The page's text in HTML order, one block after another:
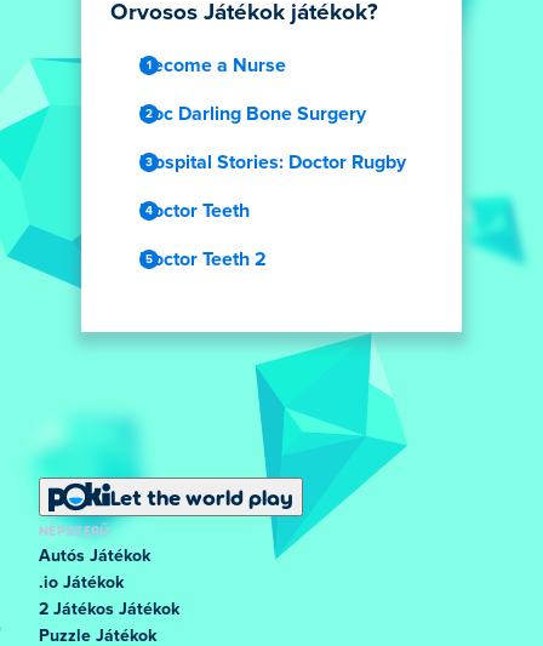
Orvosos Játékok játékok?
Become a Nurse
Doc Darling Bone Surgery
Hospital Stories: Doctor Rugby
Doctor Teeth
Doctor Teeth 2
Let the world play
NÉPSZERŰ
Autós Játékok
.io Játékok
2 Játékos Játékok
Puzzle Játékok